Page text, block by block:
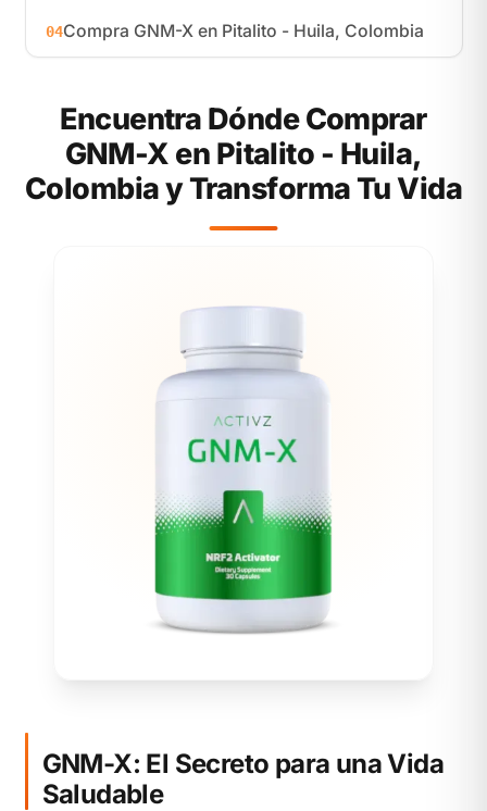
04Compra GNM-X en Pitalito - Huila, Colombia
Encuentra Dónde Comprar
GNM-X en Pitalito - Huila,
Colombia y Transforma Tu Vida
GNM-X: El Secreto para una Vida
Saludable